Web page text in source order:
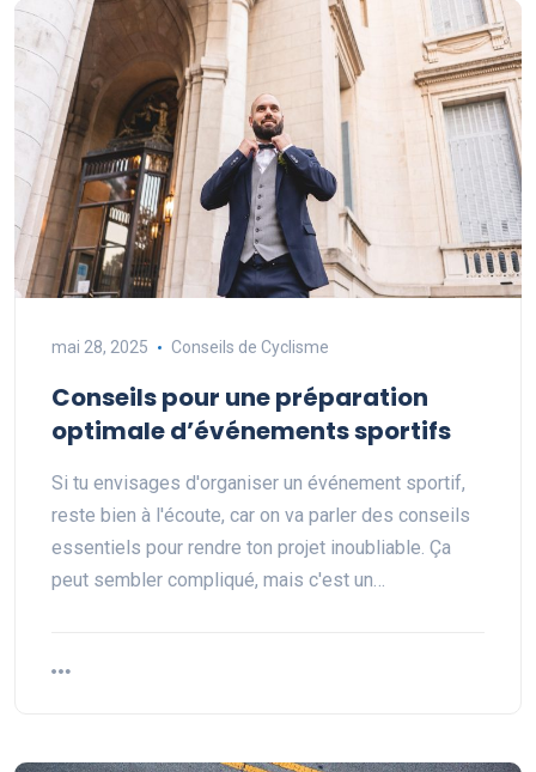
mai 28, 2025 Conseils de Cyclisme
Conseils pour une préparation
optimale d’événements sportifs
Si tu envisages d'organiser un événement sportif,
reste bien à l'écoute, car on va parler des conseils
essentiels pour rendre ton projet inoubliable. Ça
peut sembler compliqué, mais c'est un…